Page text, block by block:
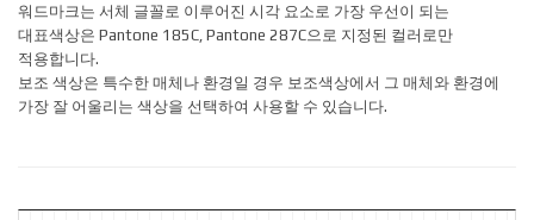
워드마크는 서체 글꼴로 이루어진 시각 요소로 가장 우선이 되는
대표색상은 Pantone 185C, Pantone 287C으로 지정된 컬러로만
적용합니다.
보조 색상은 특수한 매체나 환경일 경우 보조색상에서 그 매체와 환경에
가장 잘 어울리는 색상을 선택하여 사용할 수 있습니다.